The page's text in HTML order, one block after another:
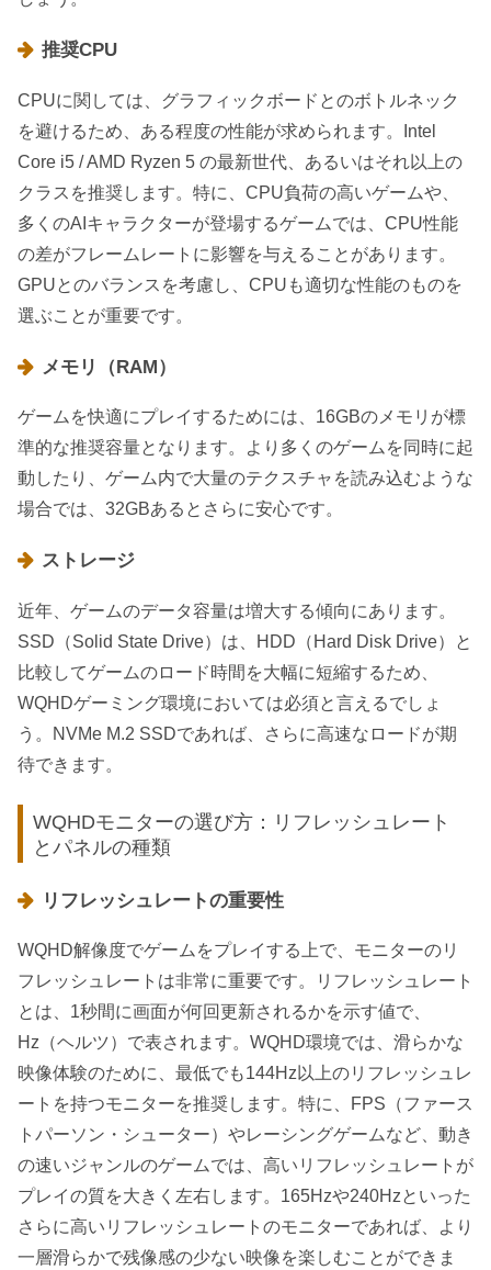
推奨CPU
CPUに関しては、グラフィックボードとのボトルネック
を避けるため、ある程度の性能が求められます。Intel
Core i5 / AMD Ryzen 5 の最新世代、あるいはそれ以上の
クラスを推奨します。特に、CPU負荷の高いゲームや、
多くのAIキャラクターが登場するゲームでは、CPU性能
の差がフレームレートに影響を与えることがあります。
GPUとのバランスを考慮し、CPUも適切な性能のものを
選ぶことが重要です。
メモリ（RAM）
ゲームを快適にプレイするためには、16GBのメモリが標
準的な推奨容量となります。より多くのゲームを同時に起
動したり、ゲーム内で大量のテクスチャを読み込むような
場合では、32GBあるとさらに安心です。
ストレージ
近年、ゲームのデータ容量は増大する傾向にあります。
SSD（Solid State Drive）は、HDD（Hard Disk Drive）と
比較してゲームのロード時間を大幅に短縮するため、
WQHDゲーミング環境においては必須と言えるでしょ
う。NVMe M.2 SSDであれば、さらに高速なロードが期
待できます。
WQHDモニターの選び方：リフレッシュレート
とパネルの種類
リフレッシュレートの重要性
WQHD解像度でゲームをプレイする上で、モニターのリ
フレッシュレートは非常に重要です。リフレッシュレート
とは、1秒間に画面が何回更新されるかを示す値で、
Hz（ヘルツ）で表されます。WQHD環境では、滑らかな
映像体験のために、最低でも144Hz以上のリフレッシュレ
ートを持つモニターを推奨します。特に、FPS（ファース
トパーソン・シューター）やレーシングゲームなど、動き
の速いジャンルのゲームでは、高いリフレッシュレートが
プレイの質を大きく左右します。165Hzや240Hzといった
さらに高いリフレッシュレートのモニターであれば、より
一層滑らかで残像感の少ない映像を楽しむことができま